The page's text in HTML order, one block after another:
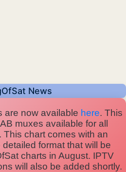
News
are now available here. This
muxes available for all
This chart comes with an
format that will be
charts in August. IPTV
will also be added shortly.